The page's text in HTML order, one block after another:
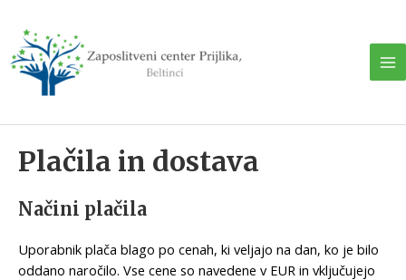
content
Plačila in dostava
Načini plačila
Uporabnik plača blago po cenah, ki veljajo na dan, ko je bilo
oddano naročilo. Vse cene so navedene v EUR in vključujejo